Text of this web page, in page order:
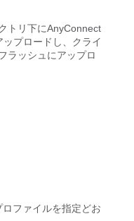
トリ下にAnyConnect
プロードし、クライ
ラッシュにアップロ
ファイルを指定どお